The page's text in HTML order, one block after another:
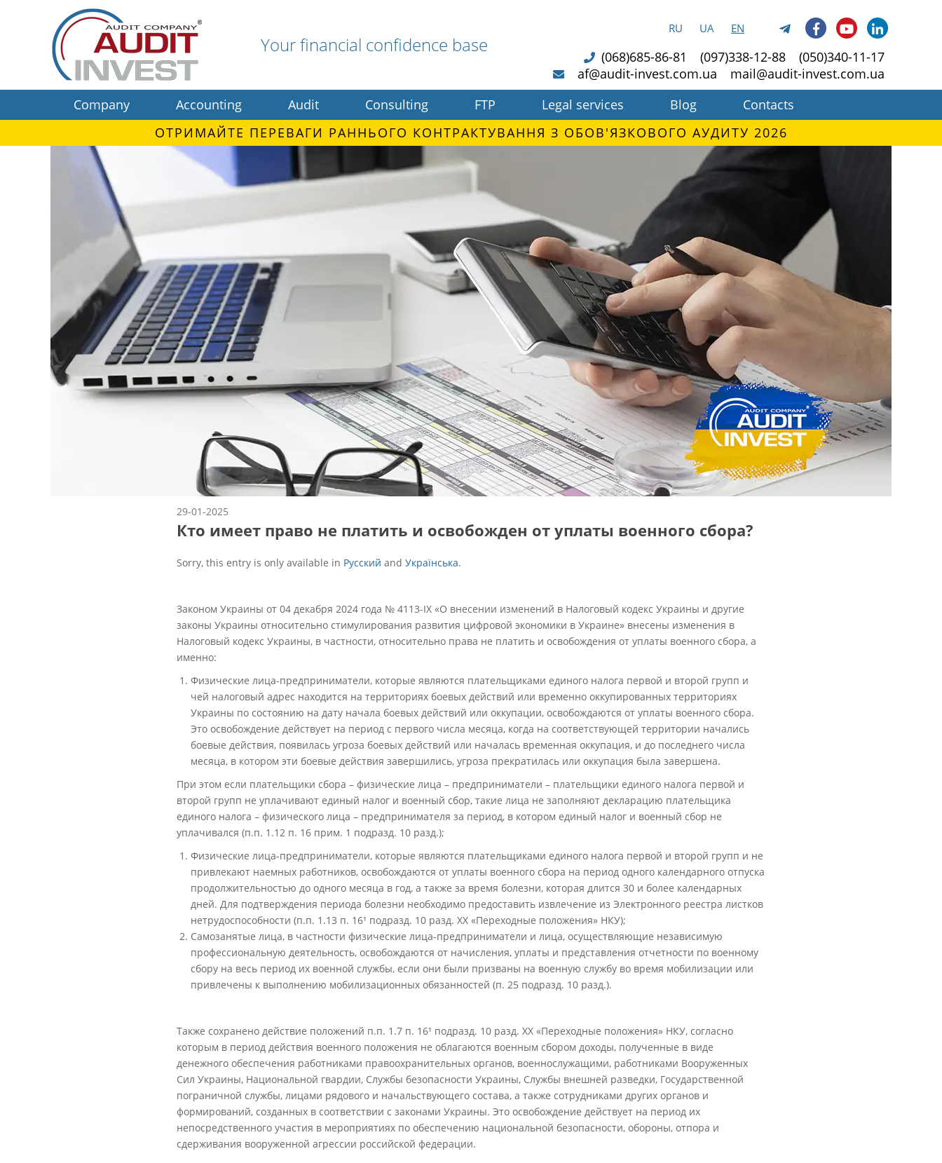
Your financial confidence base
RU UA EN
(068)685-86-81 (097)338-12-88
(050)340-11-17
af@audit-invest.com.ua
mail@audit-invest.com.ua
Company
Accounting Audit Consulting FTP Legal services Blog
Contacts
ОТРИМАЙТЕ ПЕРЕВАГИ РАННЬОГО КОНТРАКТУВАННЯ З ОБОВ'ЯЗКОВОГО АУДИТУ 2026
29-01-2025
Кто имеет право не платить и освобожден от уплаты военного сбора?
Sorry, this entry is only available in Русский and Українська.
Законом Украины от 04 декабря 2024 года № 4113-ІХ «О внесении изменений в Налоговый кодекс Украины и другие
законы Украины относительно стимулирования развития цифровой экономики в Украине» внесены изменения в
Налоговый кодекс Украины, в частности, относительно права не платить и освобождения от уплаты военного сбора, а
именно:
Физические лица-предприниматели, которые являются плательщиками единого налога первой и второй групп и
чей налоговый адрес находится на территориях боевых действий или временно оккупированных территориях
Украины по состоянию на дату начала боевых действий или оккупации, освобождаются от уплаты военного сбора.
Это освобождение действует на период с первого числа месяца, когда на соответствующей территории начались
боевые действия, появилась угроза боевых действий или началась временная оккупация, и до последнего числа
месяца, в котором эти боевые действия завершились, угроза прекратилась или оккупация была завершена.
При этом если плательщики сбора – физические лица – предприниматели – плательщики единого налога первой и
второй групп не уплачивают единый налог и военный сбор, такие лица не заполняют декларацию плательщика
единого налога – физического лица – предпринимателя за период, в котором единый налог и военный сбор не
уплачивался (п.п. 1.12 п. 16 прим. 1 подразд. 10 разд.);
Физические лица-предприниматели, которые являются плательщиками единого налога первой и второй групп и не
привлекают наемных работников, освобождаются от уплаты военного сбора на период одного календарного отпуска
продолжительностью до одного месяца в год, а также за время болезни, которая длится 30 и более календарных
дней. Для подтверждения периода болезни необходимо предоставить извлечение из Электронного реестра листков
нетрудоспособности (п.п. 1.13 п. 16¹ подразд. 10 разд. XX «Переходные положения» НКУ);
Самозанятые лица, в частности физические лица-предприниматели и лица, осуществляющие независимую
профессиональную деятельность, освобождаются от начисления, уплаты и представления отчетности по военному
сбору на весь период их военной службы, если они были призваны на военную службу во время мобилизации или
привлечены к выполнению мобилизационных обязанностей (п. 25 подразд. 10 разд.).
Также сохранено действие положений п.п. 1.7 п. 16¹ подразд. 10 разд. XX «Переходные положения» НКУ, согласно
которым в период действия военного положения не облагаются военным сбором доходы, полученные в виде
денежного обеспечения работниками правоохранительных органов, военнослужащими, работниками Вооруженных
Сил Украины, Национальной гвардии, Службы безопасности Украины, Службы внешней разведки, Государственной
пограничной службы, лицами рядового и начальствующего состава, а также сотрудниками других органов и
формирований, созданных в соответствии с законами Украины. Это освобождение действует на период их
непосредственного участия в мероприятиях по обеспечению национальной безопасности, обороны, отпора и
сдерживания вооруженной агрессии российской федерации.